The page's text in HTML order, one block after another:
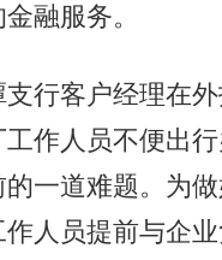
融服务。
客户经理在外
作人员不便出
一道难题。为
人员提前与企